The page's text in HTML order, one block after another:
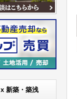
新築・築浅